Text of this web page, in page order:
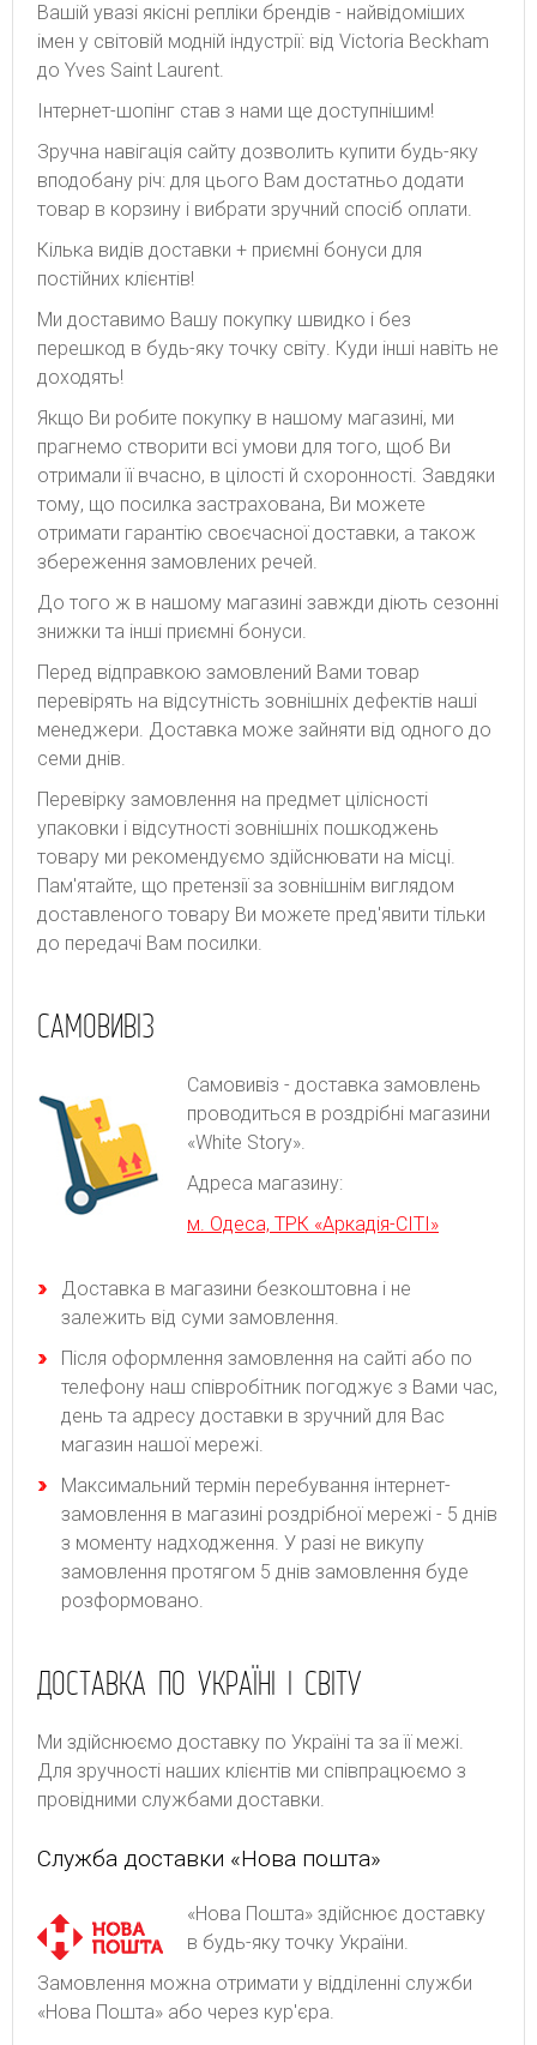
Вашій увазі якісні репліки брендів - найвідоміших
імен у світовій модній індустрії: від Victoria Beckham
до Yves Saint Laurent.
Інтернет-шопінг став з нами ще доступнішим!
Зручна навігація сайту дозволить купити будь-яку
вподобану річ: для цього Вам достатньо додати
товар в корзину і вибрати зручний спосіб оплати.
Кілька видів доставки + приємні бонуси для
постійних клієнтів!
Ми доставимо Вашу покупку швидко і без
перешкод в будь-яку точку світу. Куди інші навіть не
доходять!
Якщо Ви робите покупку в нашому магазині, ми
прагнемо створити всі умови для того, щоб Ви
отримали її вчасно, в цілості й схоронності. Завдяки
тому, що посилка застрахована, Ви можете
отримати гарантію своєчасної доставки, а також
збереження замовлених речей.
До того ж в нашому магазині завжди діють сезонні
знижки та інші приємні бонуси.
Перед відправкою замовлений Вами товар
перевірять на відсутність зовнішніх дефектів наші
менеджери. Доставка може зайняти від одного до
семи днів.
Перевірку замовлення на предмет цілісності
упаковки і відсутності зовнішніх пошкоджень
товару ми рекомендуємо здійснювати на місці.
Пам'ятайте, що претензії за зовнішнім виглядом
доставленого товару Ви можете пред'явити тільки
до передачі Вам посилки.
САМОВИВІЗ
Самовивіз - доставка замовлень
проводиться в роздрібні магазини
«White Story».
Адреса магазину:
м. Одеса, ТРК «Аркадія-СІТІ»
Доставка в магазини безкоштовна і не
залежить від суми замовлення.
Після оформлення замовлення на сайті або по
телефону наш співробітник погоджує з Вами час,
день та адресу доставки в зручний для Вас
магазин нашої мережі.
Максимальний термін перебування інтернет-
замовлення в магазині роздрібної мережі - 5 днів
з моменту надходження. У разі не викупу
замовлення протягом 5 днів замовлення буде
розформовано.
ДОСТАВКА ПО УКРАЇНІ І СВІТУ
Ми здійснюємо доставку по Україні та за її межі.
Для зручності наших клієнтів ми співпрацюємо з
провідними службами доставки.
Служба доставки «Нова пошта»
«Нова Пошта» здійснює доставку
в будь-яку точку України.
Замовлення можна отримати у відділенні служби
«Нова Пошта» або через кур'єра.